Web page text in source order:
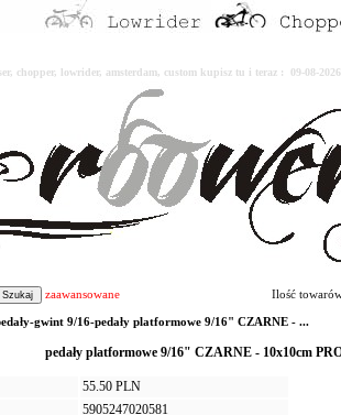
chopper, lowrider, amsterdam, custom kupisz tu i teraz : 09-08-
zaawansowane Ilość
gwint 9/16-pedały platformowe 9/16" CZARNE - ...
pedały platformowe 9/16" CZARNE - 10x10cm
55.50 PLN
5905247020581